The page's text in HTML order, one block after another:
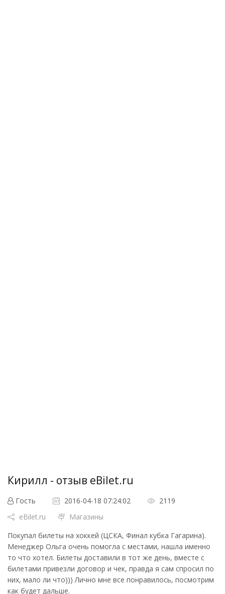
Кирилл - отзыв eBilet.ru
Гость 2016-04-18 07:24:02
2119
eBilet.ru
Магазины
Покупал билеты на хоккей (ЦСКА, Финал кубка Гагарина).
Менеджер Ольга очень помогла с местами, нашла именно
то что хотел. Билеты доставили в тот же день, вместе с
билетами привезли договор и чек, правда я сам спросил по
них, мало ли что))) Лично мне все понравилось, посмотрим
как будет дальше.